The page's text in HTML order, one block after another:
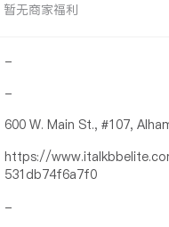
暂无商家福利
-
-
600 W. Main St., #107,
https://
531db74f6a7f0
-